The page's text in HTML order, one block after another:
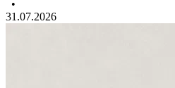
•
31.07.2026